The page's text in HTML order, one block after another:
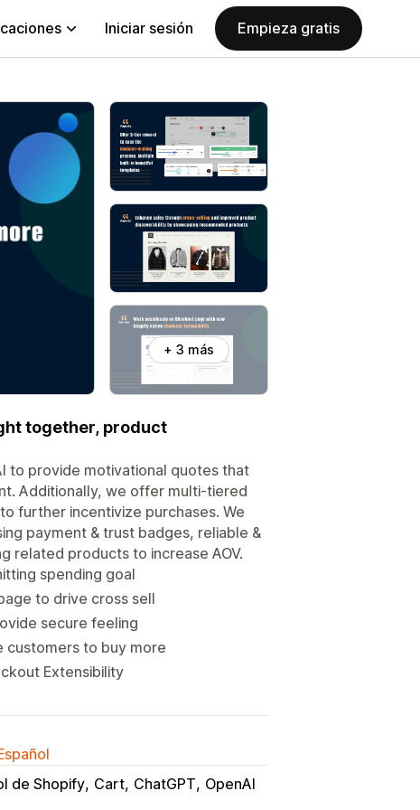
Iniciar sesión Empieza gratis
+ 3 más
together, product
to provide motivational quotes that
Additionally, we offer multi-tiered
further incentivize purchases. We
payment & trust badges, reliable &
related products to increase AOV.
spending goal
to drive cross sell
secure feeling
to buy more
Extensibility
de Shopify Cart ChatGPT OpenAI